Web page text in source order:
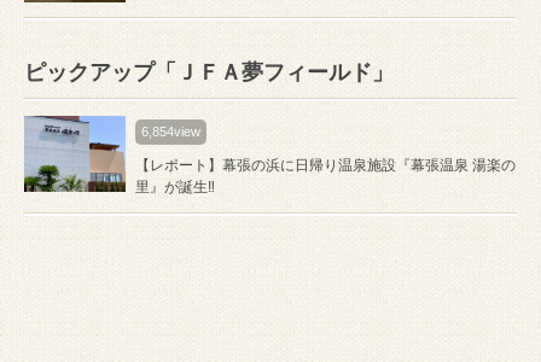
ピックアップ「ＪＦＡ夢フィールド」
6,854view
【レポート】幕張の浜に日帰り温泉施設『幕張温泉 湯楽の
里』が誕生‼️